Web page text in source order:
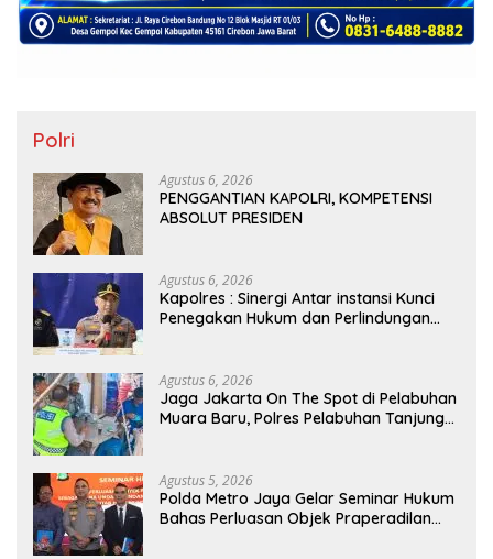
Polri
Agustus 6, 2026
PENGGANTIAN KAPOLRI, KOMPETENSI
ABSOLUT PRESIDEN
Agustus 6, 2026
Kapolres : Sinergi Antar instansi Kunci
Penegakan Hukum dan Perlindungan
Davidson Bekas.
Agustus 6, 2026
Jaga Jakarta On The Spot di Pelabuhan
Muara Baru, Polres Pelabuhan Tanjung
Agustus 5, 2026
Polda Metro Jaya Gelar Seminar Hukum
Bahas Perluasan Objek Praperadilan